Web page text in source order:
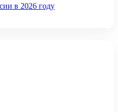
в 2026 году